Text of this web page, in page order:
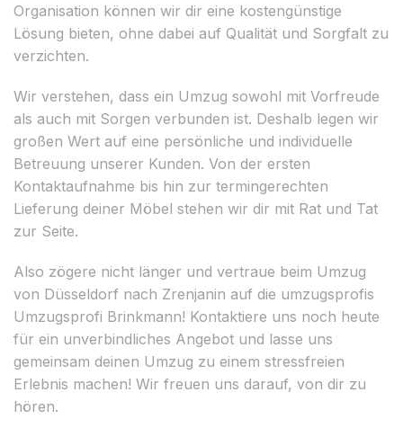
Organisation können wir dir eine kostengünstige
Lösung bieten, ohne dabei auf Qualität und Sorgfalt zu
verzichten.
Wir verstehen, dass ein Umzug sowohl mit Vorfreude
als auch mit Sorgen verbunden ist. Deshalb legen wir
großen Wert auf eine persönliche und individuelle
Betreuung unserer Kunden. Von der ersten
Kontaktaufnahme bis hin zur termingerechten
Lieferung deiner Möbel stehen wir dir mit Rat und Tat
zur Seite.
Also zögere nicht länger und vertraue beim Umzug
von Düsseldorf nach Zrenjanin auf die umzugsprofis
Umzugsprofi Brinkmann! Kontaktiere uns noch heute
für ein unverbindliches Angebot und lasse uns
gemeinsam deinen Umzug zu einem stressfreien
Erlebnis machen! Wir freuen uns darauf, von dir zu
hören.